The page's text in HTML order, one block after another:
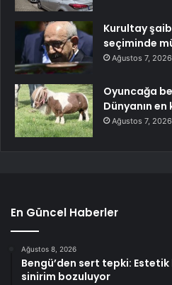
Kurultay
seçiminde
Ağustos 7, 2026
Oyuncağa
Dünyanın
Ağustos 7, 2026
En Güncel Haberler
Ağustos 8, 2026
Bengü’den sert tepki:
sinirim bozuluyor